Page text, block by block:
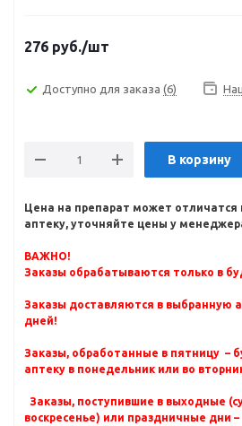
276 руб./шт
Доступно для заказа (6)
В корзину
Цена на препарат может отличатся
аптеку, уточняйте цены у
ВАЖНО!
Заказы обрабатываются только в
Заказы доставляются в выбранную
дней!
Заказы, обработанные в пятницу –
аптеку в понедельник или во
Заказы, поступившие в выходные
воскресенье) или праздничные дни